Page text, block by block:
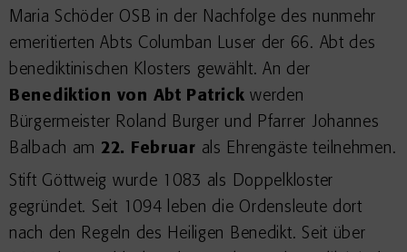
Maria Schöder OSB in der Nachfolge des nunmehr
emeritierten Abts Columban Luser der 66. Abt des
benediktinischen Klosters gewählt. An der
Benediktion von Abt Patrick werden
Bürgermeister Roland Burger und Pfarrer Johannes
Balbach am 22. Februar als Ehrengäste teilnehmen.
Stift Göttweig wurde 1083 als Doppelkloster
gegründet. Seit 1094 leben die Ordensleute dort
nach den Regeln des Heiligen Benedikt. Seit über